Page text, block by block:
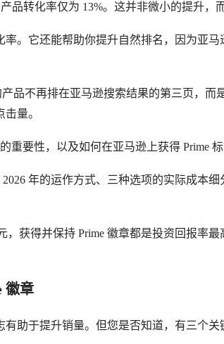
品转化率仅为 13%。这并非微小的提升，
率。它还能帮助你提升自然排名，因为亚
品不再排在亚马逊搜索结果的第三页，而
量。
重要性，以及如何在亚马逊上获得 Prime 标
年的运作方式、三种选项的实际成本
，获得并保持 Prime 徽章都是投资回报率
徽章
有助于提升销量。但您是否知道，有三个